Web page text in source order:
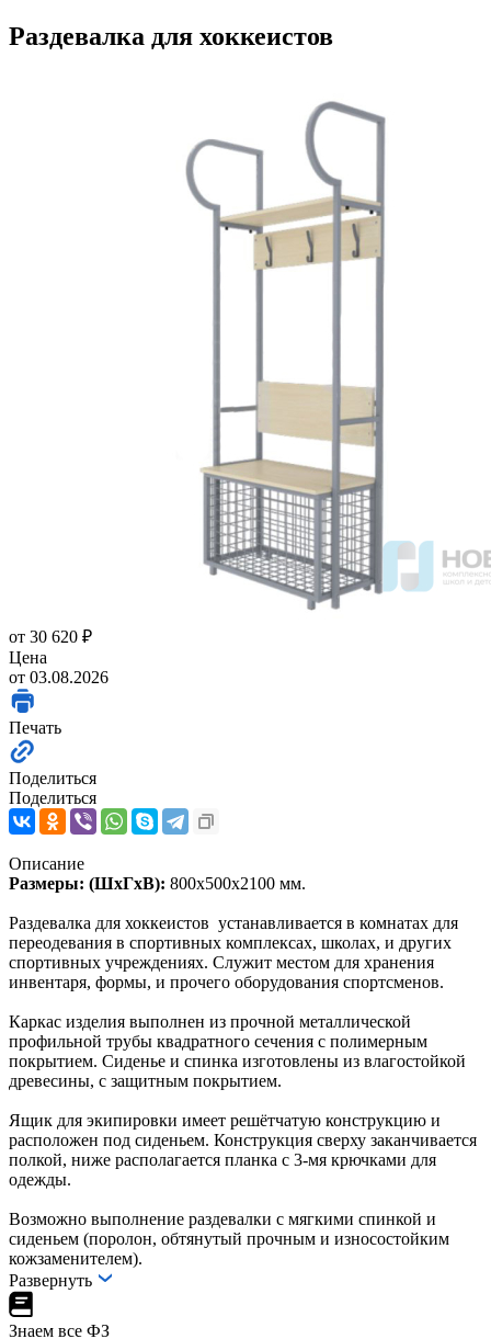
Раздевалка для хоккеистов
от 30 620 ₽
Цена
от 03.08.2026
Печать
Поделиться
Поделиться
Описание
Размеры: (ШхГхВ): 800х500х2100 мм.
Раздевалка для хоккеистов устанавливается в комнатах для
переодевания в спортивных комплексах, школах, и других
спортивных учреждениях. Служит местом для хранения
инвентаря, формы, и прочего оборудования спортсменов.
Каркас изделия выполнен из прочной металлической
профильной трубы квадратного сечения с полимерным
покрытием. Сиденье и спинка изготовлены из влагостойкой
древесины, с защитным покрытием.
Ящик для экипировки имеет решётчатую конструкцию и
расположен под сиденьем. Конструкция сверху заканчивается
полкой, ниже располагается планка с 3-мя крючками для
одежды.
Возможно выполнение раздевалки с мягкими спинкой и
сиденьем (поролон, обтянутый прочным и износостойким
кожзаменителем).
Развернуть
Знаем все ФЗ